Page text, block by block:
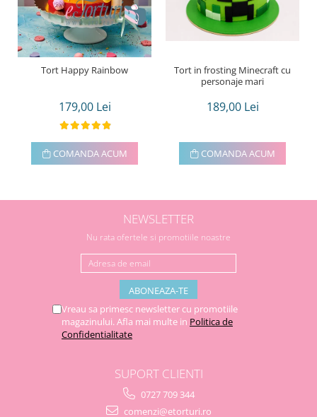
Tort Happy Rainbow
179,00 Lei
COMANDA ACUM
Tort in frosting Minecraft cu
personaje mari
189,00 Lei
COMANDA ACUM
NEWSLETTER
Nu rata ofertele si promotiile noastre
Vreau sa primesc newsletter cu promotiile
magazinului. Afla mai multe in Politica de
Confidentialitate
SUPORT CLIENTI
0727 709 344
comenzi@etorturi.ro